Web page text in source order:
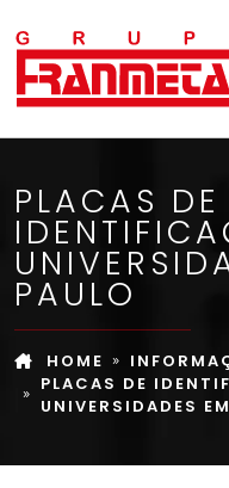
PLACAS DE
PAULO
HOME
PLACAS DE
UNIVERSIDADES